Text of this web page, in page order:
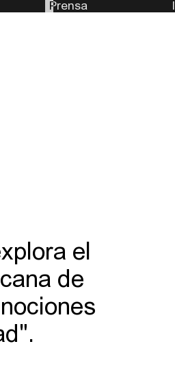
Prensa
el
de